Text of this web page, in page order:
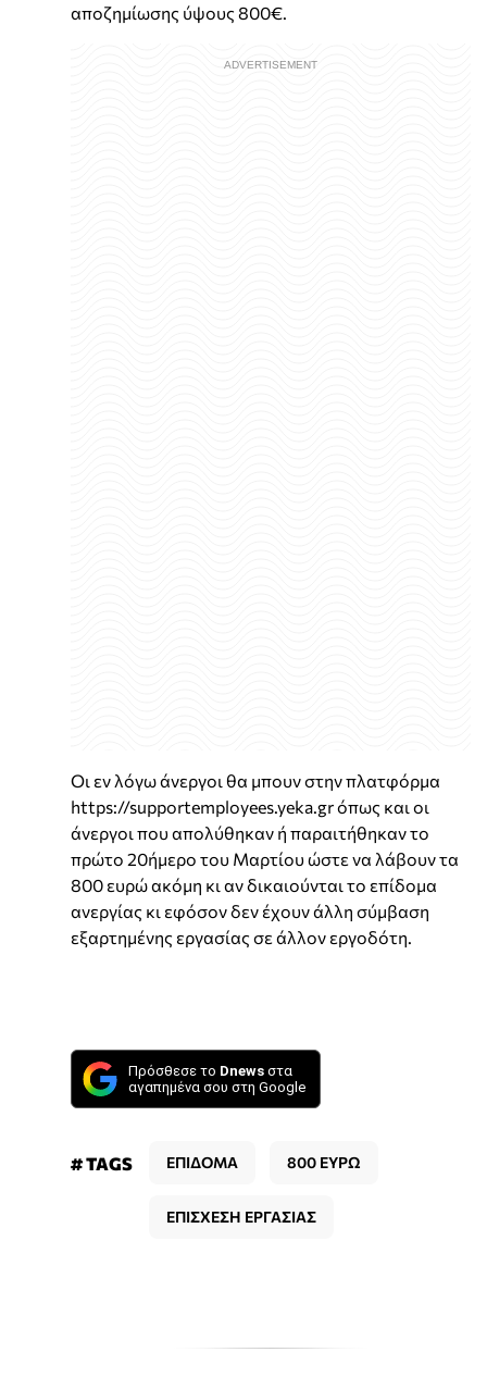
αποζημίωσης ύψους 800€.
Οι εν λόγω άνεργοι θα μπουν στην πλατφόρμα
https://supportemployees.yeka.gr όπως και οι
άνεργοι που απολύθηκαν ή παραιτήθηκαν το
πρώτο 20ήμερο του Μαρτίου ώστε να λάβουν τα
800 ευρώ ακόμη κι αν δικαιούνται το επίδομα
ανεργίας κι εφόσον δεν έχουν άλλη σύμβαση
εξαρτημένης εργασίας σε άλλον εργοδότη.
Πρόσθεσε το Dnews στα
αγαπημένα σου στη Google
# TAGS ΕΠΙΔΟΜΑ 800 ΕΥΡΩ
ΕΠΙΣΧΕΣΗ ΕΡΓΑΣΙΑΣ